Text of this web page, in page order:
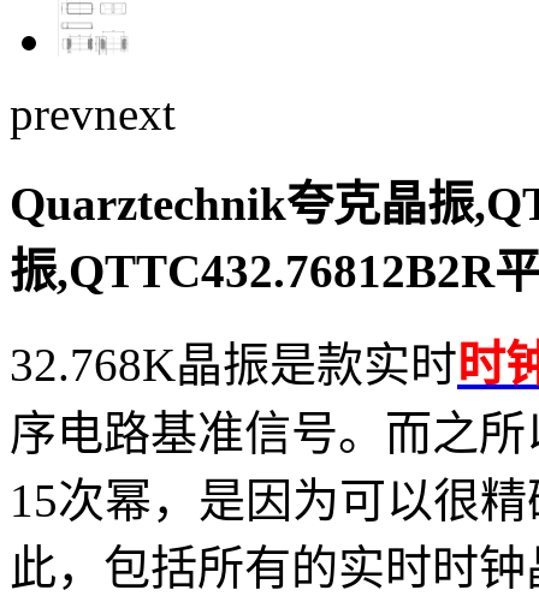
prevnext
Quarztechnik夸克晶振
振,QTTC432.76812B2R
32.768K晶振是款实时时
序电路基准信号。而之
15次幂，是因为可以很
此，包括所有的实时时